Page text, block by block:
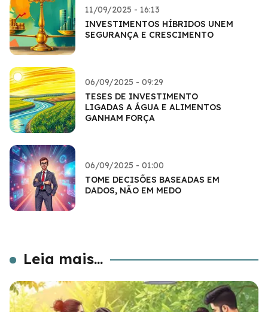
11/09/2025 - 16:13
INVESTIMENTOS HÍBRIDOS UNEM
SEGURANÇA E CRESCIMENTO
06/09/2025 - 09:29
TESES DE INVESTIMENTO
LIGADAS A ÁGUA E ALIMENTOS
GANHAM FORÇA
06/09/2025 - 01:00
TOME DECISÕES BASEADAS EM
DADOS, NÃO EM MEDO
Leia mais...